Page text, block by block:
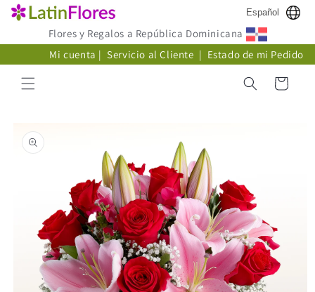
directamente
al contenido
Español
Flores y Regalos a República Dominicana
Mi cuenta | Servicio al Cliente | Estado de mi Pedido
Carrito
información